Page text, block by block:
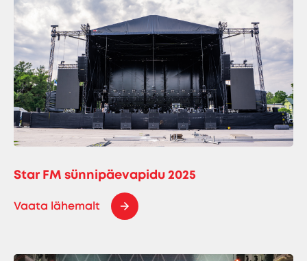
Star FM sünnipäevapidu 2025
Vaata lähemalt